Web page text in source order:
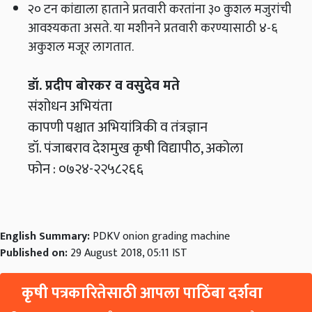
२० टन कांद्याला हाताने प्रतवारी करतांना ३० कुशल मजुरांची
आवश्यकता असते. या मशीनने प्रतवारी करण्यासाठी ४-६
अकुशल मजूर लागतात.
डॉ. प्रदीप बोरकर व वसुदेव मते
संशोधन अभियंता
कापणी पश्चात अभियांत्रिकी व तंत्रज्ञान
डॉ. पंजाबराव देशमुख कृषी विद्यापीठ, अकोला
फोन : ०७२४-२२५८२६६
English Summary:PDKV onion grading machine
Published on:29 August 2018, 05:11 IST
कृषी पत्रकारितेसाठी आपला पाठिंबा दर्शवा